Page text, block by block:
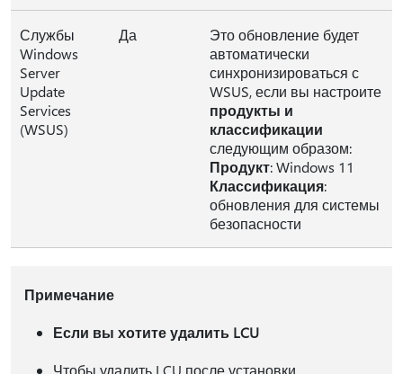
Службы
Windows
Server
Update
Services
(WSUS)
Да
Это обновление будет
автоматически
синхронизироваться с
WSUS, если вы настроите
продукты и
классификации
следующим образом:
Продукт: Windows 11
Классификация:
обновления для системы
безопасности
Примечание
Если вы хотите удалить LCU
Чтобы удалить LCU после установки